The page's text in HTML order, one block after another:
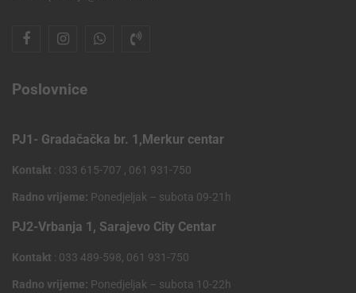
Poslovnice
PJ1- Gradačačka br. 1,Merkur centar
Kontakt : 033 615-707 , 061 931-750
Radno vrijeme: Ponedjeljak – subota 09-21h
PJ2-Vrbanja 1, Sarajevo City Centar
Kontakt : 033 489-598, 061 931-750
Radno vrijeme: Ponedjeljak – subota 10-22h